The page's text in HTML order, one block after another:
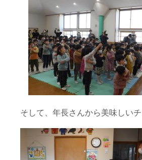
そして、年長さんから美味しい